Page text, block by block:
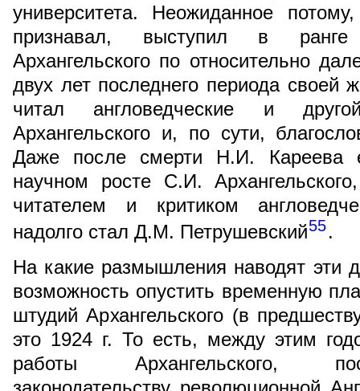
университета. Неожиданное
признавал, выступил в ранге
Архангельского по относительно
двух лет последнего периода своей
читал англоведческие и
Архангельского и, по сути,
Даже после смерти Н.И. Кареева
научном росте С.И.
читателем и критиком
надолго стал Д.М. Петрушевский55.
На какие размышления наводят эти
возможность опустить временную
штудий Архангельского (в
это 1924 г. То есть, между этим
работы Архангельского,